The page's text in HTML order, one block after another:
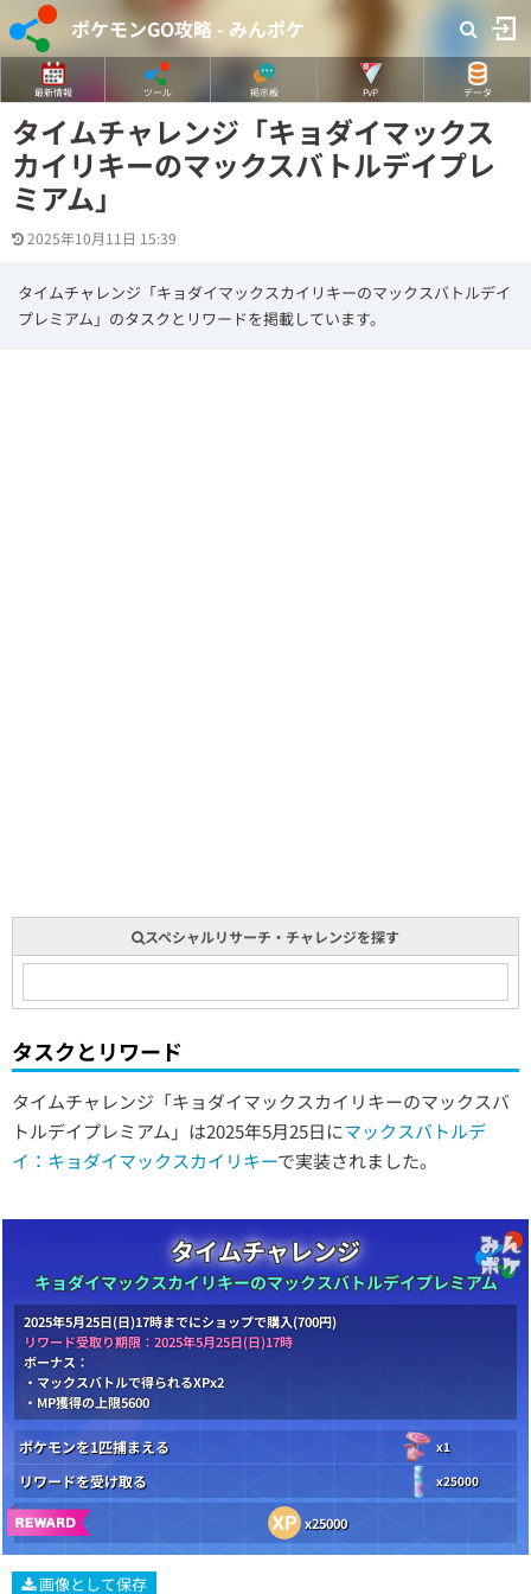
ポケモンGO攻略 - みんポケ
最新情報 ツール 掲示板 PvP データ
タイムチャレンジ「キョダイマックス
カイリキーのマックスバトルデイプレ
ミアム」
2025年10月11日 15:39
タイムチャレンジ「キョダイマックスカイリキーのマックスバトルデイ
プレミアム」のタスクとリワードを掲載しています。
スペシャルリサーチ・チャレンジを探す
タスクとリワード
タイムチャレンジ「キョダイマックスカイリキーのマックスバ
トルデイプレミアム」は2025年5月25日にマックスバトルデ
イ：キョダイマックスカイリキーで実装されました。
タイムチャレンジ
キョダイマックスカイリキーのマックスバトルデイプレミアム
2025年5月25日(日)17時までにショップで購入(700円)
リワード受取り期限：2025年5月25日(日)17時
ボーナス：
・マックスバトルで得られるXPx2
・MP獲得の上限5600
ポケモンを1匹捕まえる x1
リワードを受け取る x25000
x25000
画像として保存